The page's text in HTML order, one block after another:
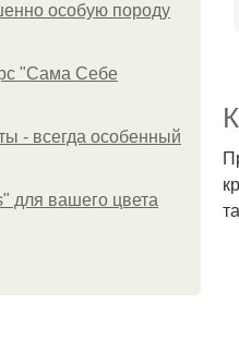
особую породу
"Сама Себе
- всегда особенный
для вашего цвета